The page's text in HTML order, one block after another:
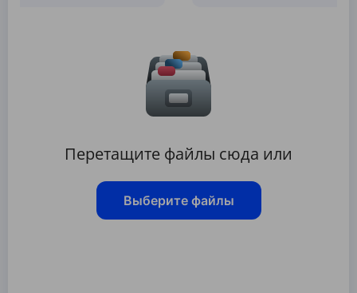
Перетащите файлы сюда или
Выберите файлы